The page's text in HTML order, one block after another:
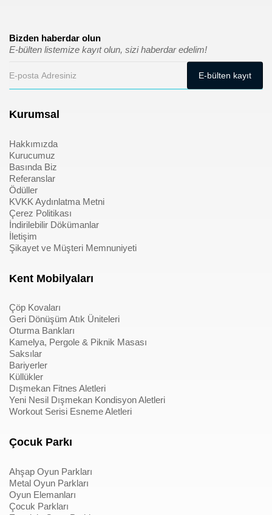
Bizden haberdar olun
E-bülten listemize kayıt olun, sizi haberdar edelim!
Kurumsal
Hakkımızda
Kurucumuz
Basında Biz
Referanslar
Ödüller
KVKK Aydınlatma Metni
Çerez Politikası
İndirilebilir Dökümanlar
İletişim
Şikayet ve Müşteri Memnuniyeti
Kent Mobilyaları
Çöp Kovaları
Geri Dönüşüm Atık Üniteleri
Oturma Bankları
Kamelya, Pergole & Piknik Masası
Saksılar
Bariyerler
Küllükler
Dışmekan Fitnes Aletleri
Yeni Nesil Dışmekan Kondisyon Aletleri
Workout Serisi Esneme Aletleri
Çocuk Parkı
Ahşap Oyun Parkları
Metal Oyun Parkları
Oyun Elemanları
Çocuk Parkları